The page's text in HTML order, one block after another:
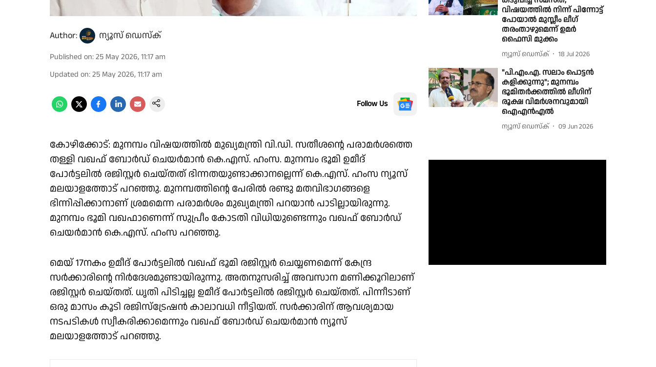
Author: ന്യൂസ് ഡെസ്ക്
Published on:25 May 2026, 11:17 am
Updated on:25 May 2026, 11:17 am
Follow Us
കോഴിക്കോട്: മുനമ്പം വിഷയത്തിൽ മുഖ്യമന്ത്രി വി.ഡി. സതീശന്റെ പരാമർശത്തെ
തള്ളി വഖഫ് ബോർഡ് ചെയർമാൻ കെ.എസ്. ഹംസ. മുനമ്പം ഭൂമി ഉമീദ്
പോർട്ടലിൽ രജിസ്റ്റർ ചെയ്തത് ഭിന്നതയുണ്ടാക്കാനല്ലെന്ന് കെ.എസ്. ഹംസ ന്യൂസ്
മലയാളത്തോട് പറ‍ഞ്ഞു. മുനമ്പത്തിന്റെ പേരിൽ രണ്ടു മതവിഭാഗങ്ങളെ
ഭിന്നിപ്പിക്കാനാണ് ശ്രമമെന്ന പരാമർശം മുഖ്യമന്ത്രി പറയാൻ പാടില്ലായിരുന്നു.
മുനമ്പം ഭൂമി വഖഫാണെന്ന് സുപ്രീം കോടതി വിധിയുണ്ടെന്നും വഖഫ് ബോർഡ്
ചെയർമാൻ കെ.എസ്. ഹംസ പറഞ്ഞു.
മെയ് 17നകം ഉമീദ് പോർട്ടലിൽ വഖഫ് ഭൂമി രജിസ്റ്റർ ചെയ്യണമെന്ന് കേന്ദ്ര
സർക്കാരിന്റെ നിർദേശമുണ്ടായിരുന്നു. അതനുസരിച്ച് അവസാന മണിക്കൂറിലാണ്
രജിസ്റ്റർ ചെയ്തത്. ധൃതി പിടിച്ചല്ല ഉമീദ് പോർട്ടലിൽ രജിസ്റ്റർ ചെയ്തത്. പിന്നീടാണ്
ഒരു മാസം കൂടി രജിസ്ട്രേഷൻ കാലാവധി നീട്ടിയത്. സർക്കാരിന് ആവശ്യമായ
നടപടികൾ സ്വീകരിക്കാമെന്നും വഖഫ് ബോർഡ് ചെയർമാൻ ന്യൂസ്
മലയാളത്തോട് പറ‍ഞ്ഞു.
വിഷയത്തിൽ നിന്ന് പിന്നോട്ട്
പോയാൽ മുസ്ലീം ലീഗ്
തരംതാഴുമെന്ന് ഉമര്‍
ഫൈസി മുക്കം
ന്യൂസ് ഡെസ്ക് 18 Jul 2026
"പി.എം.എ. സലാം പൊട്ടൻ
കളിക്കുന്നു"; മുനമ്പം
ഭൂമിതർക്കത്തിൽ ലീഗിന്
രൂക്ഷ വിമർശനവുമായി
ഐഎൻഎൽ
ന്യൂസ് ഡെസ്ക് 09 Jun 2026